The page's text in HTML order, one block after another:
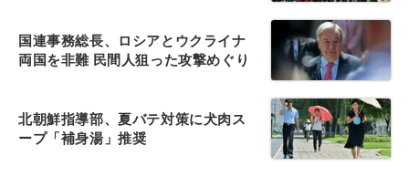
国連事務総長、ロシアとウクライナ
両国を非難 民間人狙った攻撃めぐり
北朝鮮指導部、夏バテ対策に犬肉ス
ープ「補身湯」推奨